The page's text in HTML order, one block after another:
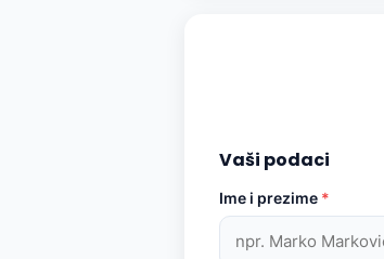
Vaši podaci
Ime i prezime *